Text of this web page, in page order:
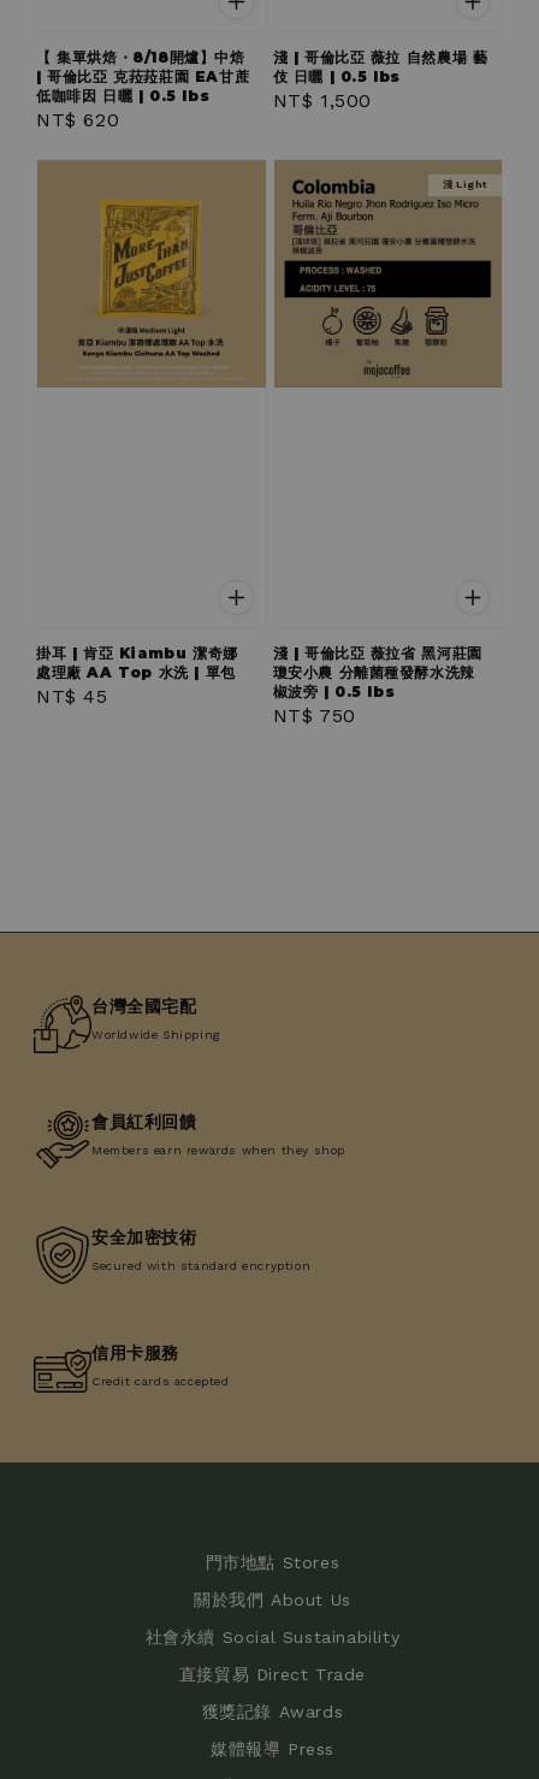
【 集單烘焙・8/18開爐】中焙
| 哥倫比亞 克菈菈莊園 EA甘蔗
低咖啡因 日曬 | 0.5 lbs
Regular
NT$ 620
淺 | 哥倫比亞 薇拉 自然農場 藝
伎 日曬 | 0.5 lbs
Regular
NT$ 1,500
掛耳 | 肯亞 Kiambu 潔奇娜
處理廠 AA Top 水洗 | 單包
Regular
NT$ 45
淺 Light
淺 | 哥倫比亞 薇拉省 黑河莊園
瓊安小農 分離菌種發酵水洗辣
椒波旁 | 0.5 lbs
Regular
NT$ 750
台灣全國宅配
Worldwide Shipping
會員紅利回饋
Members earn rewards when they shop
安全加密技術
Secured with standard encryption
信用卡服務
Credit cards accepted
門市地點 Stores
關於我們 About Us
社會永續 Social Sustainability
直接貿易 Direct Trade
獲獎記錄 Awards
媒體報導 Press